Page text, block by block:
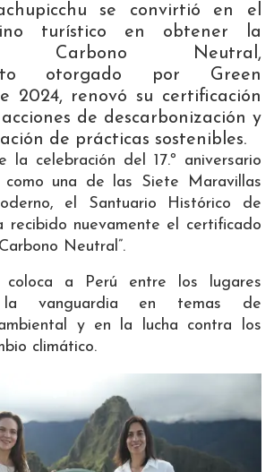
se convirtió en el
turístico en obtener la
Carbono Neutral,
otorgado por Green
2024, renovó su certificación
de descarbonización y
de prácticas sostenibles.
la celebración del 17.º aniversario
como una de las Siete Maravillas
el Santuario Histórico de
recibido nuevamente el certificado
Neutral”.
a Perú entre los lugares
vanguardia en temas de
y en la lucha contra los
climático.